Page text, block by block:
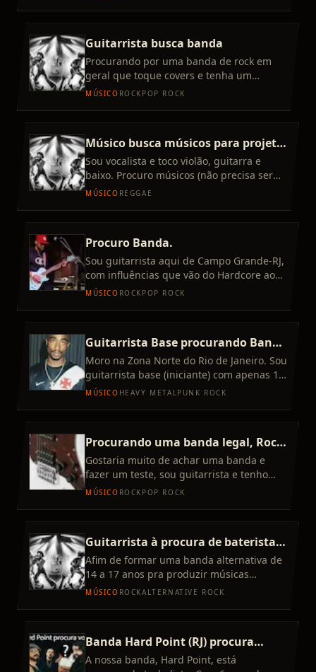
Guitarrista busca banda
Procurando por uma banda de rock em
geral que toque covers e tenha um
pensamento de fazer autorais. tenho uns
MÚSICO ROCK POP ROCK
Músico busca músicos para projeto
de reggae
Sou vocalista e toco violão, guitarra e
baixo. Procuro músicos (não precisa ser
profissional) para fazer som voltado para
MÚSICO REGGAE
Procuro Banda.
Sou guitarrista aqui de Campo Grande-RJ,
com influências que vão do Hardcore ao
Pop Punk (Bandas que ouço: Charlie
MÚSICO ROCK POP ROCK
Guitarrista Base procurando Banda
ou Músicos.
Moro na Zona Norte do Rio de Janeiro. Sou
guitarrista base (iniciante) com apenas 10
meses de experiência, mas em possível
MÚSICO HEAVY METALPUNK ROCK
Procurando uma banda legal, Rock,
Pop Rock, Rock Brasil
Gostaria muito de achar uma banda e
fazer um teste, sou guitarrista e tenho
alguns videos para enviar caso interesse
MÚSICO ROCK POP ROCK
Guitarrista à procura de baterista e
baixista
Afim de formar uma banda alternativa de
14 a 17 anos pra produzir músicas
autorais em inglês e gravar covers de
MÚSICO ROCKALTERNATIVE ROCK
Banda Hard Point (RJ) procura
tecladista
A nossa banda, Hard Point, está